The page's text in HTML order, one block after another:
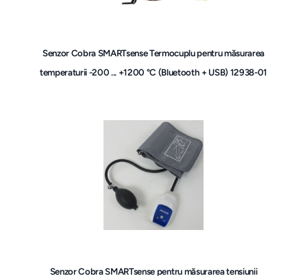
Senzor Cobra SMARTsense Termocuplu pentru măsurarea
temperaturii -200 ... +1200 °C (Bluetooth + USB) 12938-01
Senzor Cobra SMARTsense pentru măsurarea tensiunii